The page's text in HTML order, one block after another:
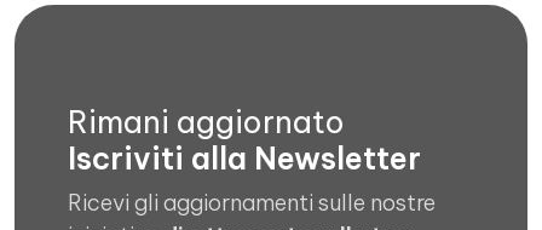
Rimani aggiornato
Iscriviti alla Newsletter
Ricevi gli aggiornamenti sulle nostre